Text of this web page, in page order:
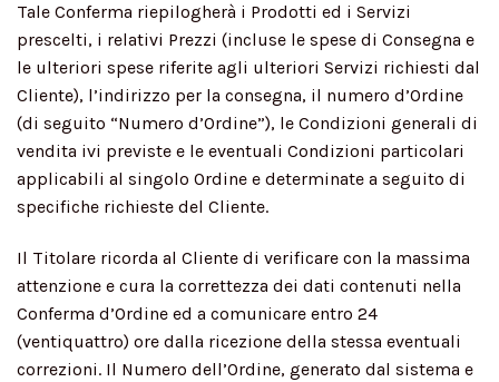
Tale Conferma riepilogherà i Prodotti ed i Servizi
prescelti, i relativi Prezzi (incluse le spese di Consegna e
le ulteriori spese riferite agli ulteriori Servizi richiesti dal
Cliente), l’indirizzo per la consegna, il numero d’Ordine
(di seguito “Numero d’Ordine”), le Condizioni generali di
vendita ivi previste e le eventuali Condizioni particolari
applicabili al singolo Ordine e determinate a seguito di
specifiche richieste del Cliente.
Il Titolare ricorda al Cliente di verificare con la massima
attenzione e cura la correttezza dei dati contenuti nella
Conferma d’Ordine ed a comunicare entro 24
(ventiquattro) ore dalla ricezione della stessa eventuali
correzioni. Il Numero dell’Ordine, generato dal sistema e